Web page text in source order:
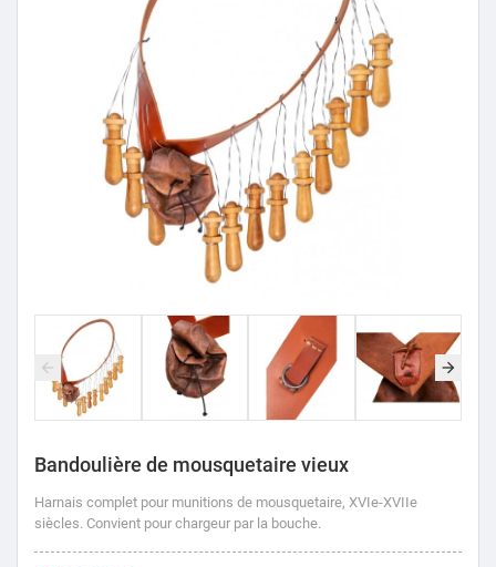
Bandoulière de mousquetaire vieux
Harnais complet pour munitions de mousquetaire, XVIe-XVIIe
siècles. Convient pour chargeur par la bouche.